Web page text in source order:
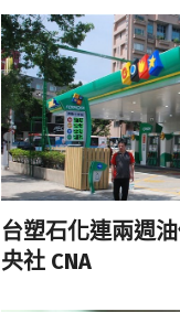
台塑石化連兩週
央社 CNA